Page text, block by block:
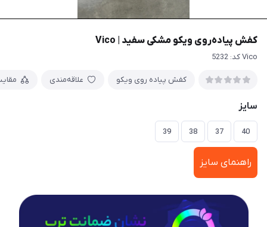
کفش پیاده‌روی ویکو مشکی سفید | Vico
Vico کد: 5232
کفش پیاده روی ویکو علاقه‌مندی
سایز
40
37
38
39
راهنمای سایز